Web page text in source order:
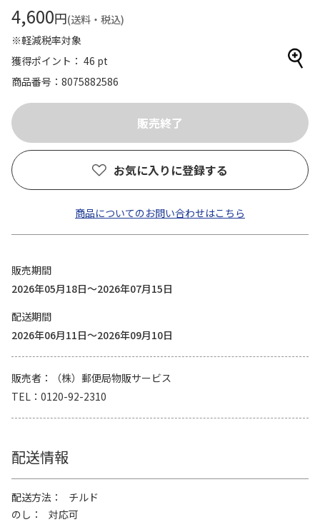
4,600円(送料・税込)
※軽減税率対象
獲得ポイント： 46 pt
商品番号
8075882586
お気に入りに登録する
商品についてのお問い合わせはこちら
販売期間
2026年05月18日～2026年07月15日
配送期間
2026年06月11日～2026年09月10日
販売者
（株）郵便局物販サービス
TEL
0120-92-2310
配送情報
配送方法
チルド
のし
対応可